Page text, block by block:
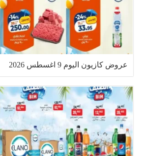
عروض كازيون اليوم 9 اغسطس 2026